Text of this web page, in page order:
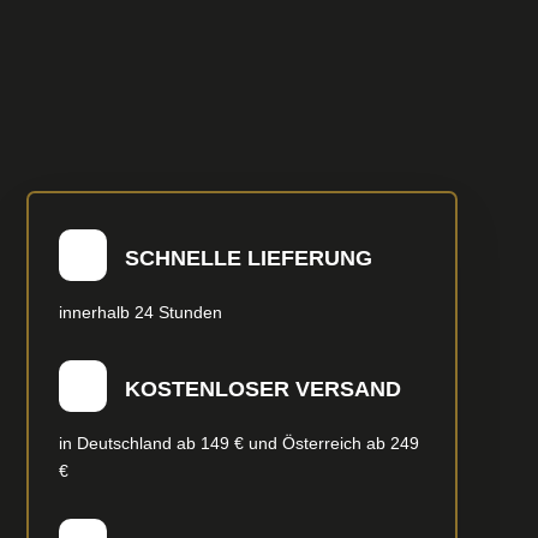
SCHNELLE LIEFERUNG
innerhalb 24 Stunden
KOSTENLOSER VERSAND
in Deutschland ab 149 € und Österreich ab 249
€